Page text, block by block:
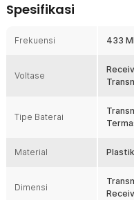
Tidak lagi terikat oleh kabel-
keterbatasan kabel. Dengan
60 Nada Bel
60 nada bel yang berbeda.
melodi modern yang enerjik,
Sesuaikan tingkat suara bel
pengaturan volume yang
Spesifikasi
Frekuensi 433
Voltase
Tipe Baterai
Material Plastik
Dimensi